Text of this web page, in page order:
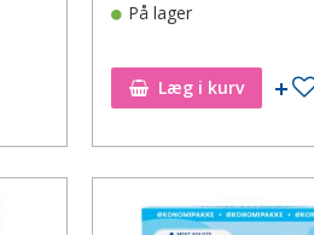
til ønskeseddel
På lager
Læg i kurv